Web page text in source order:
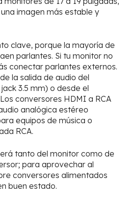
imagen más estable y
clave, porque la mayoría de
parlantes. Si tu monitor no
conectar parlantes externos.
la salida de audio del
3.5 mm) o desde el
conversores HDMI a RCA
analógica estéreo
equipos de música o
RCA.
tanto del monitor como de
para aprovechar al
conversores alimentados
buen estado.